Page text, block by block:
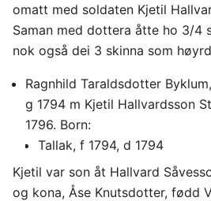
omatt med soldaten Kjetil
Saman med dottera åtte ho 3/4
nok også dei 3 skinna som
Ragnhild Taraldsdotter
g 1794 m Kjetil Hallvardsson
1796. Born:
Tallak, f 1794, d 1794
Kjetil var son åt Hallvard
og kona, Åse Knutsdotter, fødd